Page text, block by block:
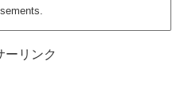
ーリンク